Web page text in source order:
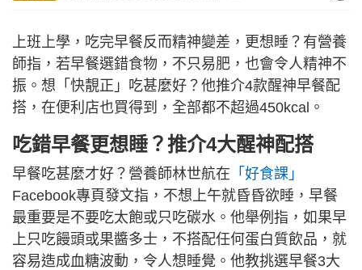
上班上學，吃完早餐反而精神變差，更想睡？有營養
師指，若早餐選錯食物，不只易肥，也會令人精神不
振。想「快靚正」吃甚麼好？他推介4款醒神早餐配
搭，在便利店也買得到，全部都不超過450kcal。
吃錯早餐更想睡？推介4大醒神配搭
早餐吃甚麼才好？營養師林世航在 「好食課」
Facebook專頁發文指，不想上午就昏昏欲睡，早餐
最重要是不要吃太飽或只吃碳水。他舉例指，如果早
上只吃饅頭或果醬多士，不搭配任何蛋白質飲品，就
容易造成血糖波動，令人想睡覺。他教挑選早餐3大